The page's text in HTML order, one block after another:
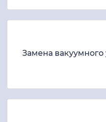
Замена вакуумного